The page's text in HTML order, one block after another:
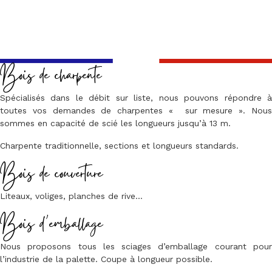
Bois de charpente
Spécialisés dans le débit sur liste, nous pouvons répondre à
toutes vos demandes de charpentes « sur mesure ». Nous
sommes en capacité de scié les longueurs jusqu’à 13 m.
Charpente traditionnelle, sections et longueurs standards.
Bois de couverture
Liteaux, voliges, planches de rive…
Bois d’emballage
Nous proposons tous les sciages d’emballage courant pour
l’industrie de la palette. Coupe à longueur possible.